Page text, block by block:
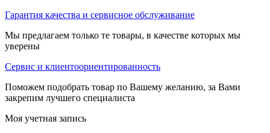
Гарантия качества и сервисное обслуживание
Мы предлагаем только те товары, в качестве которых мы
уверены
Сервис и клиентоориентированность
Поможем подобрать товар по Вашему желанию, за Вами
закрепим лучшего специалиста
Моя учетная запись